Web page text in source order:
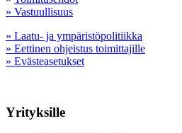
» Vastuullisuus
» Laatu- ja ympäristöpolitiikka
» Eettinen ohjeistus toimittajille
» Evästeasetukset
Yrityksille